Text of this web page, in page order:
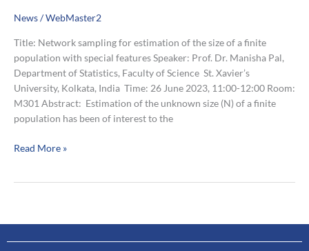
News/WebMaster2
Title: Network sampling for estimation of the size of a finite
population with special features Speaker: Prof. Dr. Manisha Pal,
Department of Statistics, Faculty of Science St. Xavier’s
University, Kolkata, India Time: 26 June 2023, 11:00-12:00 Room:
M301 Abstract: Estimation of the unknown size (N) of a finite
population has been of interest to the
Read More »